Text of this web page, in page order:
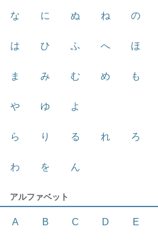
な に ぬ ね の
は ひ ふ へ ほ
ま み む め も
や ゆ よ
ら り る れ ろ
わ を ん
アルファベット
A B C D E